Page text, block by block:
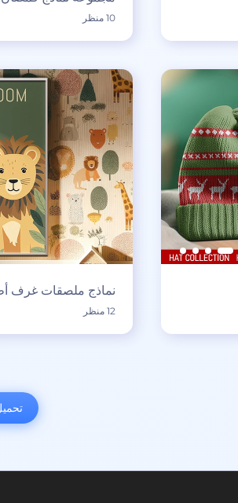
10 منظر
نماذج ملصقات غرف
12 منظر